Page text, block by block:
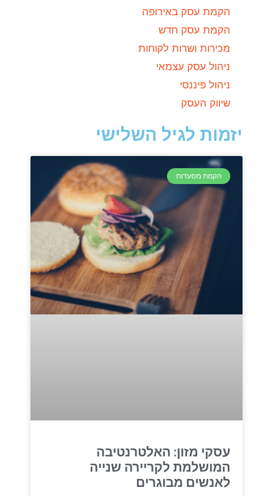
הקמת עסק באירופה
הקמת עסק חדש
מכירות ושרות לקוחות
ניהול עסק עצמאי
ניהול פיננסי
שיווק העסק
יזמות לגיל השלישי
הקמת מסעדות
עסקי מזון: האלטרנטיבה
המושלמת לקריירה שנייה
לאנשים מבוגרים